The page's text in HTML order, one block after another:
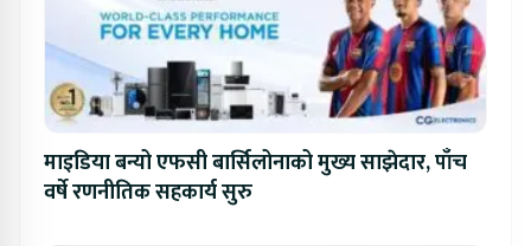
माइडिया बन्यो एफसी बार्सिलोनाको मुख्य साझेदार, पाँच
वर्षे रणनीतिक सहकार्य सुरु